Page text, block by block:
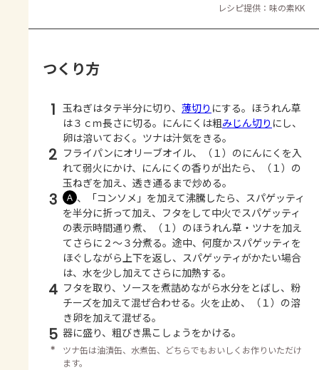
レシピ提供：味の素KK
つくり方
1 玉ねぎはタテ半分に切り、 薄切り にする。ほうれん草
は３ｃｍ長さに切る。にんにくは粗みじん切り にし、
卵は溶いておく。ツナは汁気をきる。
2 フライパンにオリーブオイル、（１）のにんにくを入
れて弱火にかけ、にんにくの香りが出たら、（１）の
玉ねぎを加え、透き通るまで炒める。
3 Ａ 、「コンソメ」を加えて沸騰したら、スパゲッティ
を半分に折って加え、フタをして中火でスパゲッティ
の表示時間通り煮、（１）のほうれん草・ツナを加え
てさらに２～３分煮る。途中、何度かスパゲッティを
ほぐしながら上下を返し、スパゲッティがかたい場合
は、水を少し加えてさらに加熱する。
4 フタを取り、ソースを煮詰めながら水分をとばし、粉
チーズを加えて混ぜ合わせる。火を止め、（１）の溶
き卵を加えて混ぜる。
5 器に盛り、粗びき黒こしょうをかける。
＊
ツナ缶は油漬缶、水煮缶、どちらでもおいしくお作りいただけ
ます。